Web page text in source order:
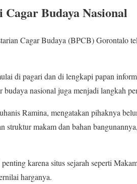
Cagar Budaya Nasional
Cagar Budaya (BPCB) Gorontalo
di pagari dan di lengkapi papan
budaya nasional juga menjadi langkah
Ramina, mengatakan pihaknya
struktur makam dan bahan
karena situs sejarah seperti
harganya.